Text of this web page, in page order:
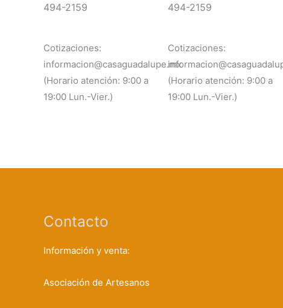
494-2159
Cotizaciones:
informacion@casaguadalupe.mx
(Horario atención: 9:00 a
19:00 Lun.-Vier.)
494-2159
Cotizaciones:
(Horario atención: 9:00 a
19:00 Lun.-Vier.)
Contacto
Información y venta:
Asociación de Artesanos